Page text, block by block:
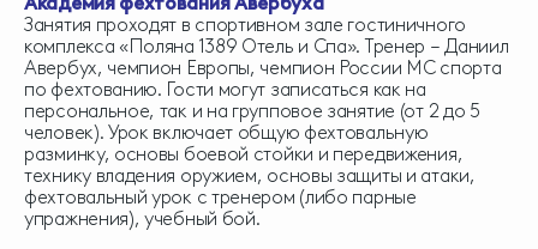
Занятия проходят в спортивном зале гостиничного
комплекса «Поляна 1389 Отель и Спа». Тренер – Даниил
Авербух, чемпион Европы, чемпион России МС спорта
по фехтованию. Гости могут записаться как на
персональное, так и на групповое занятие (от 2 до 5
человек). Урок включает общую фехтовальную
разминку, основы боевой стойки и передвижения,
технику владения оружием, основы защиты и атаки,
фехтовальный урок с тренером (либо парные
упражнения), учебный бой.